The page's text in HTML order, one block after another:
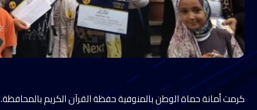
كرمت أمانة حماة الوطن بالمنوفية حفظة القرآن الكريم بالمحافظة.